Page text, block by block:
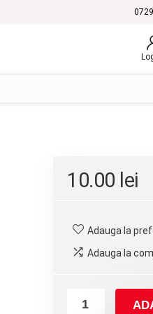
10.00 lei
Adauga la
Adauga la